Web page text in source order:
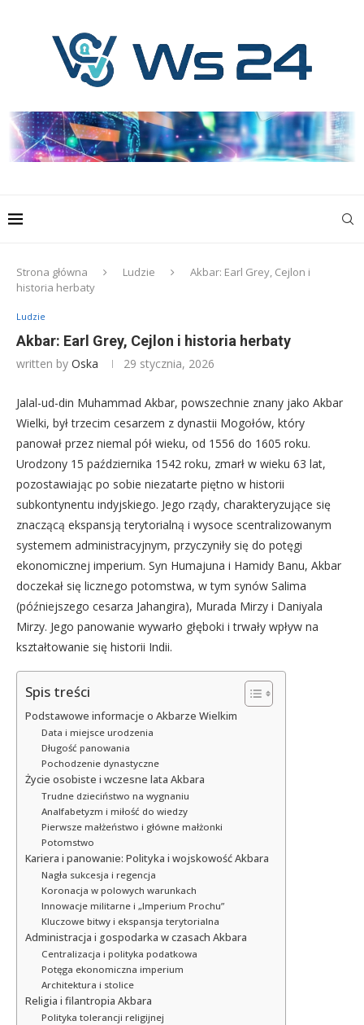
Strona główna Ludzie
Akbar: Earl Grey, Cejlon i
historia herbaty
Ludzie
Akbar: Earl Grey, Cejlon i historia herbaty
written by Oska 29 stycznia, 2026
Jalal-ud-din Muhammad Akbar, powszechnie znany jako Akbar
Wielki, był trzecim cesarzem z dynastii Mogołów, który
panował przez niemal pół wieku, od 1556 do 1605 roku.
Urodzony 15 października 1542 roku, zmarł w wieku 63 lat,
pozostawiając po sobie niezatarte piętno w historii
subkontynentu indyjskiego. Jego rządy, charakteryzujące się
znaczącą ekspansją terytorialną i wysoce scentralizowanym
systemem administracyjnym, przyczyniły się do potęgi
ekonomicznej imperium. Syn Humajuna i Hamidy Banu, Akbar
doczekał się licznego potomstwa, w tym synów Salima
(późniejszego cesarza Jahangira), Murada Mirzy i Daniyala
Mirzy. Jego panowanie wywarło głęboki i trwały wpływ na
kształtowanie się historii Indii.
Spis treści
Podstawowe informacje o Akbarze Wielkim
Data i miejsce urodzenia
Długość panowania
Pochodzenie dynastyczne
Życie osobiste i wczesne lata Akbara
Trudne dzieciństwo na wygnaniu
Analfabetyzm i miłość do wiedzy
Pierwsze małżeństwo i główne małżonki
Potomstwo
Kariera i panowanie: Polityka i wojskowość Akbara
Nagła sukcesja i regencja
Koronacja w polowych warunkach
Innowacje militarne i „Imperium Prochu”
Kluczowe bitwy i ekspansja terytorialna
Administracja i gospodarka w czasach Akbara
Centralizacja i polityka podatkowa
Potęga ekonomiczna imperium
Architektura i stolice
Religia i filantropia Akbara
Polityka tolerancji religijnej